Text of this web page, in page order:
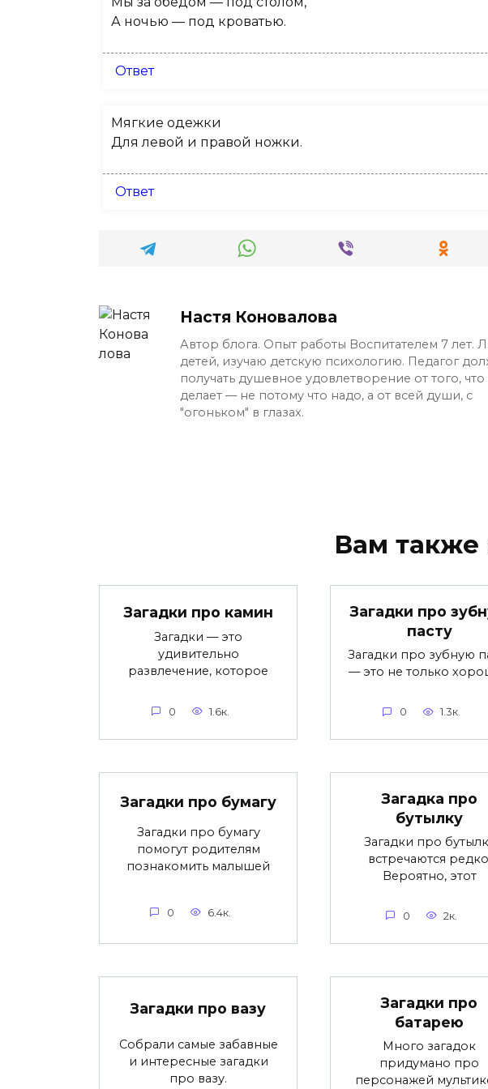
А ночью — под кроватью.
Ответ
Мягкие одежки
Для левой и правой ножки.
Ответ
Настя Коновалова
Автор блога. Опыт работы Воспитателем 7 лет.
детей, изучаю детскую психологию. Педагог
получать душевное удовлетворение от того, что
делает — не потому что надо, а от всей души, с
"огоньком" в глазах.
Вам также
Загадки про камин
Загадки — это
удивительно
развлечение, которое
0 1.6к.
Загадки про
пасту
Загадки про зубную
— это не только
0 1.3к.
Загадки про бумагу
Загадки про бумагу
помогут родителям
познакомить малышей
0 6.4к.
Загадка про
бутылку
Загадки про
встречаются
Вероятно, этот
0 2к.
Загадки про вазу
Собрали самые забавные
и интересные загадки
про вазу.
Загадки про
батарею
Много загадок
придумано про
персонажей